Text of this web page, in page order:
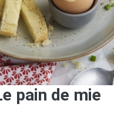
pain de mie